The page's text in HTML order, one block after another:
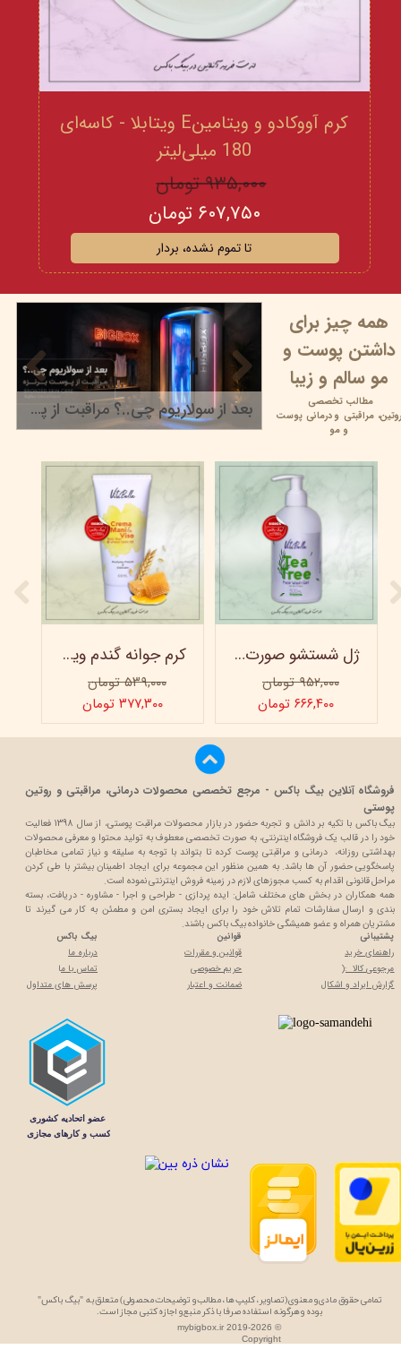
کرم آووکادو و ویتامینE ویتابلا - کاسه‌ای
180 میلی‌لیتر
۹۳۵,۰۰۰ تومان
۶۰۷,۷۵۰ تومان
تا تموم نشده، بردار
بعد از سولاریوم چی..؟ مراقبت از پوست برنزه
همه چیز برای
داشتن پوست و
مو سالم و زیبا
مطالب تخصصی
روتین،مراقبتی ودرمانی پوست
و مو
کرم جوانه گندم ویتابلا - تیوپی 60 میلی‌ لیتر
۵۳۹,۰۰۰ تومان
۳۷۷,۳۰۰ تومان
ژل شستشو صورت ویتابلا - 300 میلی لیتر
۹۵۲,۰۰۰ تومان
۶۶۶,۴۰۰ تومان
پشتیبانی
راهنمای خرید
مرجوعی کالا :(
گزارش ایراد و اشکال
قوانین
قوانین و مقررات
حریم خصوصی
ضمانت و اعتبار
تمامی حقوق مادی و معنوی (تصاویر، کلیپ ها، مطالب و توضیحات محصولی) متعلق به "بیگ باکس"
بوده و هرگونه استفاده صرفا با ذکر منبع و اجازه کتبی مجاز است.
بیگ باکس
درباره ما
تماس با ما
پرسش های متداول
فروشگاه آنلاین بیگ باکس - مرجع تخصصی محصولات درمانی، مراقبتی و روتین
پوستی
بیگ باکس با تکیه بر دانش و تجربه حضور در بازار محصولات مراقبت پوستی، از سال 1398 فعالیت
خود را در قالب یک فروشگاه اینترنتی، به صورت تخصصی معطوف به تولید محتوا و معرفی محصولات
بهداشتی روزانه، درمانی و مراقبتی پوست کرده تا بتواند با توجه به سلیقه و نیاز تمامی مخاطبان
پاسخگویی حضور آن ها باشد. به همین منظور این مجموعه برای ایجاد اطمینان بیشتر با طی کردن
مراحل قانونی اقدام به کسب مجوزهای لازم در زمینه فروش اینترنتی نموده است.
همه همکاران در بخش های مختلف شامل: ایده پردازی - طراحی و اجرا - مشاوره - دریافت، بسته
بندی و ارسال سفارشات تمام تلاش خود را برای ایجاد بستری امن و مطمئن به کار می گیرند تا
مشتریان همراه و عضو همیشگی خانواده بیگ باکس باشند.
mybigbox.ir 2019-2026 ©
Copyright